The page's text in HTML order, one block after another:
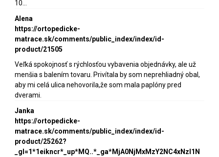
10...
Alena
https://ortopedicke-
matrace.sk/comments/public_index/index/id-
product/21505
Veľká spokojnosť s rýchlosťou vybavenia objednávky, ale už
menšia s balením tovaru. Privítala by som neprehliadný obal,
aby mi celá ulica nehovorila,že som mala paplóny pred
dverami.
Janka
https://ortopedicke-
matrace.sk/comments/public_index/index/id-
product/25262?
_gl=1*1eikncr*_up*MQ..*_ga*MjA0NjMxMzY2NC4xNzI1N